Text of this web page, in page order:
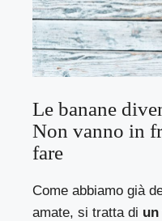
Le banane
Non vanno in
fare
Come abbiamo già
amate, si tratta di